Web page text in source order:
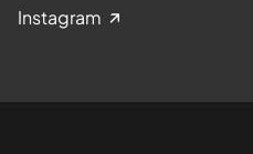
Instagram